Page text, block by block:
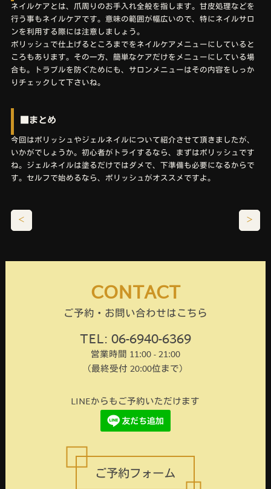
ネイルケアとは、爪周りのお手入れ全般を指します。甘皮処理などを
行う事もネイルケアです。意味の範囲が幅広いので、特にネイルサロ
ンを利用する際には注意しましょう。
ポリッシュで仕上げるところまでをネイルケアメニューにしていると
ころもあります。その一方、簡単なケアだけをメニューにしている場
合も。トラブルを防ぐためにも、サロンメニューはその内容をしっか
りチェックして下さいね。
■まとめ
今回はポリッシュやジェルネイルについて紹介させて頂きましたが、
いかがでしょうか。初心者がトライするなら、まずはポリッシュです
ね。ジェルネイルは塗るだけではダメで、下準備も必要になるからで
す。セルフで始めるなら、ポリッシュがオススメですよ。
＜ ＞
CONTACT
ご予約・お問い合わせはこちら
TEL: 06-6940-6369
営業時間 11:00 - 21:00
（最終受付 20:00位まで）
LINEからもご予約いただけます
ご予約フォーム